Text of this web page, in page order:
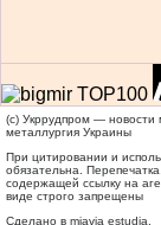
(c) Укррудпром — новости
металлургия Украины
При цитировании и
обязательна.
содержащей ссылку на
виде строго запрещены
Сделано в miavia estudia.